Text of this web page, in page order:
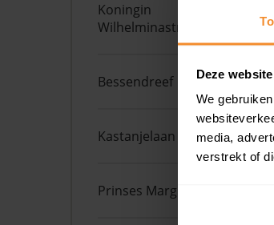
Deze
We
media,
verstrekt of
Koningin
Wilhelminastraat
Bessendreef 14
Kastanjelaan 31
Prinses Margrietstraat